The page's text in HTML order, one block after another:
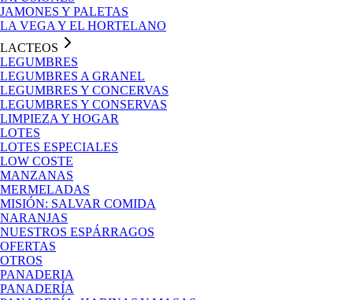
JAMONES Y PALETAS
LA VEGA Y EL HORTELANO
LACTEOS
LEGUMBRES
LEGUMBRES A GRANEL
LEGUMBRES Y CONCERVAS
LEGUMBRES Y CONSERVAS
LIMPIEZA Y HOGAR
LOTES
LOTES ESPECIALES
LOW COSTE
MANZANAS
MERMELADAS
MISIÓN: SALVAR COMIDA
NARANJAS
NUESTROS ESPÁRRAGOS
OFERTAS
OTROS
PANADERIA
PANADERÍA